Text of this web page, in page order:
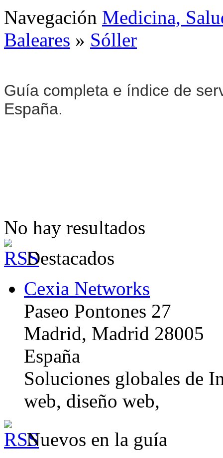
Navegación Medicina,
Baleares » Sóller
Guía completa e índice de
España.
No hay resultados
Destacados
Cexia Networks
Paseo Pontones 27
Madrid, Madrid 28005
España
Soluciones globales de
web, diseño web,
Nuevos en la guía